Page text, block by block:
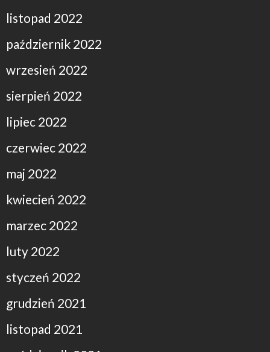
listopad 2022
październik 2022
wrzesień 2022
sierpień 2022
lipiec 2022
czerwiec 2022
maj 2022
kwiecień 2022
marzec 2022
luty 2022
styczeń 2022
grudzień 2021
listopad 2021